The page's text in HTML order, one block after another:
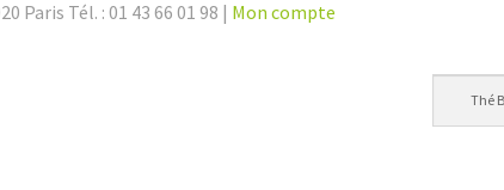
Paris Tél. : 01 43 66 01 98 | Mon compte